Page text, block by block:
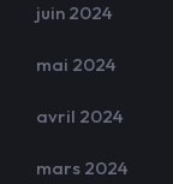
juin 2024
mai 2024
avril 2024
mars 2024